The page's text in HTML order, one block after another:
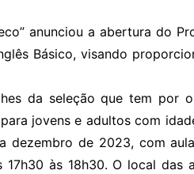
anunciou a abertura do
Básico, visando
da seleção que tem por
jovens e adultos com
dezembro de 2023, com
às 18h30. O local das